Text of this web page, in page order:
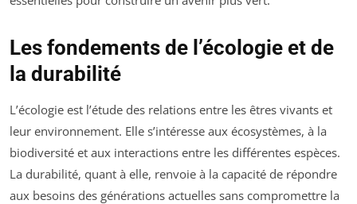
Les fondements de l’écologie et de
la durabilité
L’écologie est l’étude des relations entre les êtres vivants et
leur environnement. Elle s’intéresse aux écosystèmes, à la
biodiversité et aux interactions entre les différentes espèces.
La durabilité, quant à elle, renvoie à la capacité de répondre
aux besoins des générations actuelles sans compromettre la